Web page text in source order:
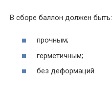
В сборе баллон должен быть:
прочным;
герметичным;
без деформаций.